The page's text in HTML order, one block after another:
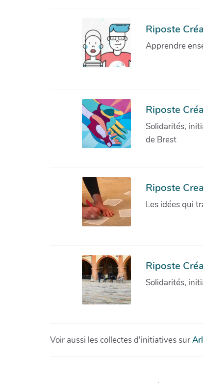
Riposte
Apprendre
Riposte
Solidarités,
de Brest
Riposte
Les idées qui
Riposte
Solidarités,
Voir aussi les collectes d'initiatives sur